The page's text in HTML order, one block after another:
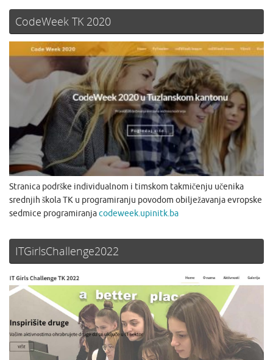
CodeWeek TK 2020
Stranica podrške individualnom i timskom takmičenju učenika
srednjih škola TK u programiranju povodom obilježavanja evropske
sedmice programiranjacodeweek.upinitk.ba
ITGirlsChallenge2022